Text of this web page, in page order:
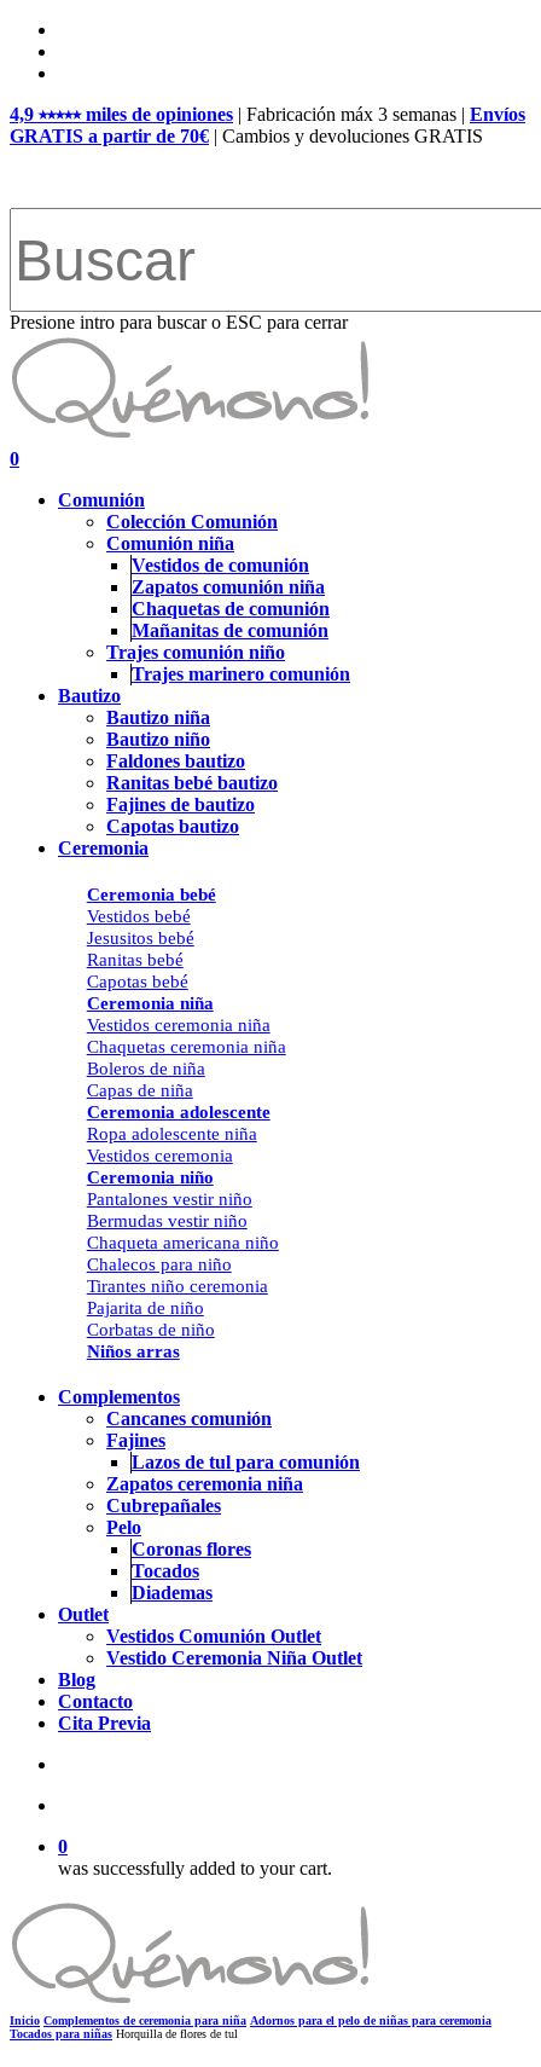
Skip
main
4,9 ⭑⭑⭑⭑⭑ miles de opiniones | Fabricación máx 3 semanas | Envíos
GRATIS a partir de 70€ | Cambios y devoluciones GRATIS
Presione intro para buscar o ESC para cerrar
Close
Search
search
account
0
Comunión
Colección Comunión
Comunión niña
Vestidos de comunión
Zapatos comunión niña
Chaquetas de comunión
Mañanitas de comunión
Trajes comunión niño
Trajes marinero comunión
Bautizo
Bautizo niña
Bautizo niño
Faldones bautizo
Ranitas bebé bautizo
Fajines de bautizo
Capotas bautizo
Ceremonia
Ceremonia bebé
Vestidos bebé
Jesusitos bebé
Ranitas bebé
Capotas bebé
Ceremonia niña
Vestidos ceremonia niña
Chaquetas ceremonia niña
Boleros de niña
Capas de niña
Ceremonia adolescente
Ropa adolescente niña
Vestidos ceremonia
Ceremonia niño
Pantalones vestir niño
Bermudas vestir niño
Chaqueta americana niño
Chalecos para niño
Tirantes niño ceremonia
Pajarita de niño
Corbatas de niño
Niños arras
Complementos
Cancanes comunión
Fajines
Lazos de tul para comunión
Zapatos ceremonia niña
Cubrepañales
Pelo
Coronas flores
Tocados
Diademas
Outlet
Vestidos Comunión Outlet
Vestido Ceremonia Niña Outlet
Blog
Contacto
Cita Previa
0
was successfully added to your cart.
Inicio Complementos de ceremonia para niña Adornos para el pelo de niñas para ceremonia
Tocados para niñas Horquilla de flores de tul